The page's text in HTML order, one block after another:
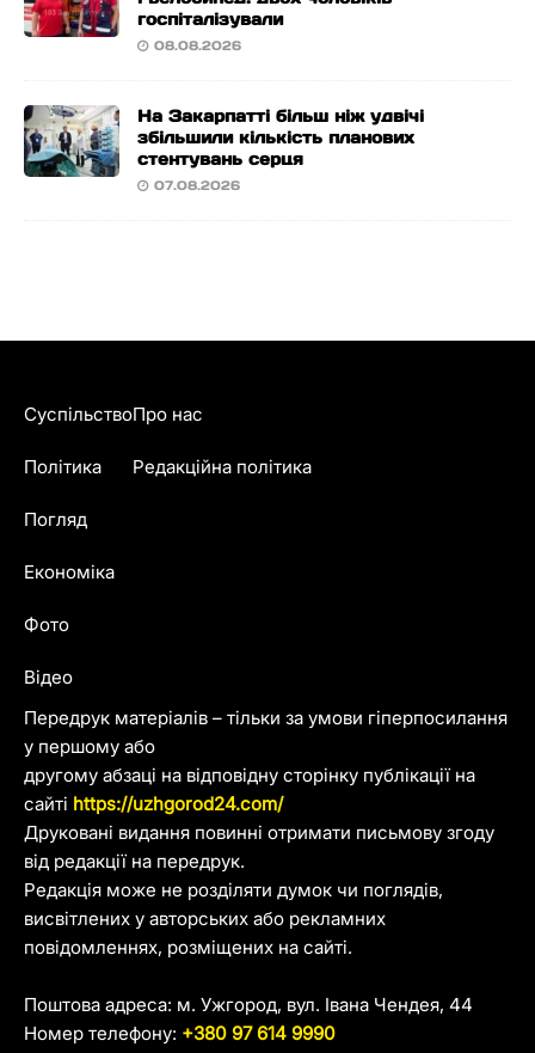
госпіталізували
08.08.2026
На Закарпатті більш ніж удвічі
збільшили кількість планових
стентувань серця
07.08.2026
Передрук матеріалів – тільки за умови гіперпосилання
у першому або
другому абзаці на відповідну сторінку публікації на
сайті https://uzhgorod24.com/
Друковані видання повинні отримати письмову згоду
від редакції на передрук.
Редакція може не розділяти думок чи поглядів,
висвітлених у авторських або рекламних
повідомленнях, розміщених на сайті.
Поштова адреса: м. Ужгород, вул. Івана Чендея, 44
Номер телефону: +380 97 614 9990
Суспільство
Політика
Погляд
Економіка
Фото
Відео
Про нас
Редакційна політика